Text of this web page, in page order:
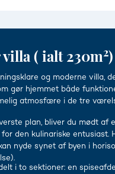
( ialt 230m2
og moderne villa,
gør hjemmet både
atmosfære i de tre
plan, bliver du mødt af
den kulinariske entusiast.
nyde synet af byen i
i to sektioner: en